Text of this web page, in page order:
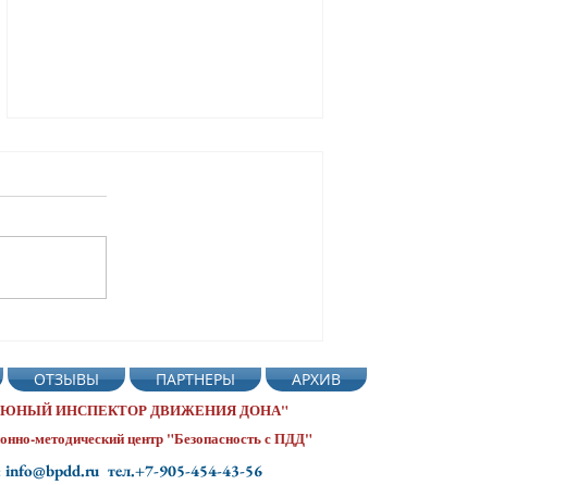
саду 137 г. Ростова-на-Дону
ОТЗЫВЫ ПАРТНЕРЫ
АРХИВ
"ЮНЫЙ ИНСПЕКТОР ДВИЖЕНИЯ ДОНА"
методический центр "Безопасность с ПДД"
info@bpdd.ru тел.+7-905-454-43-56